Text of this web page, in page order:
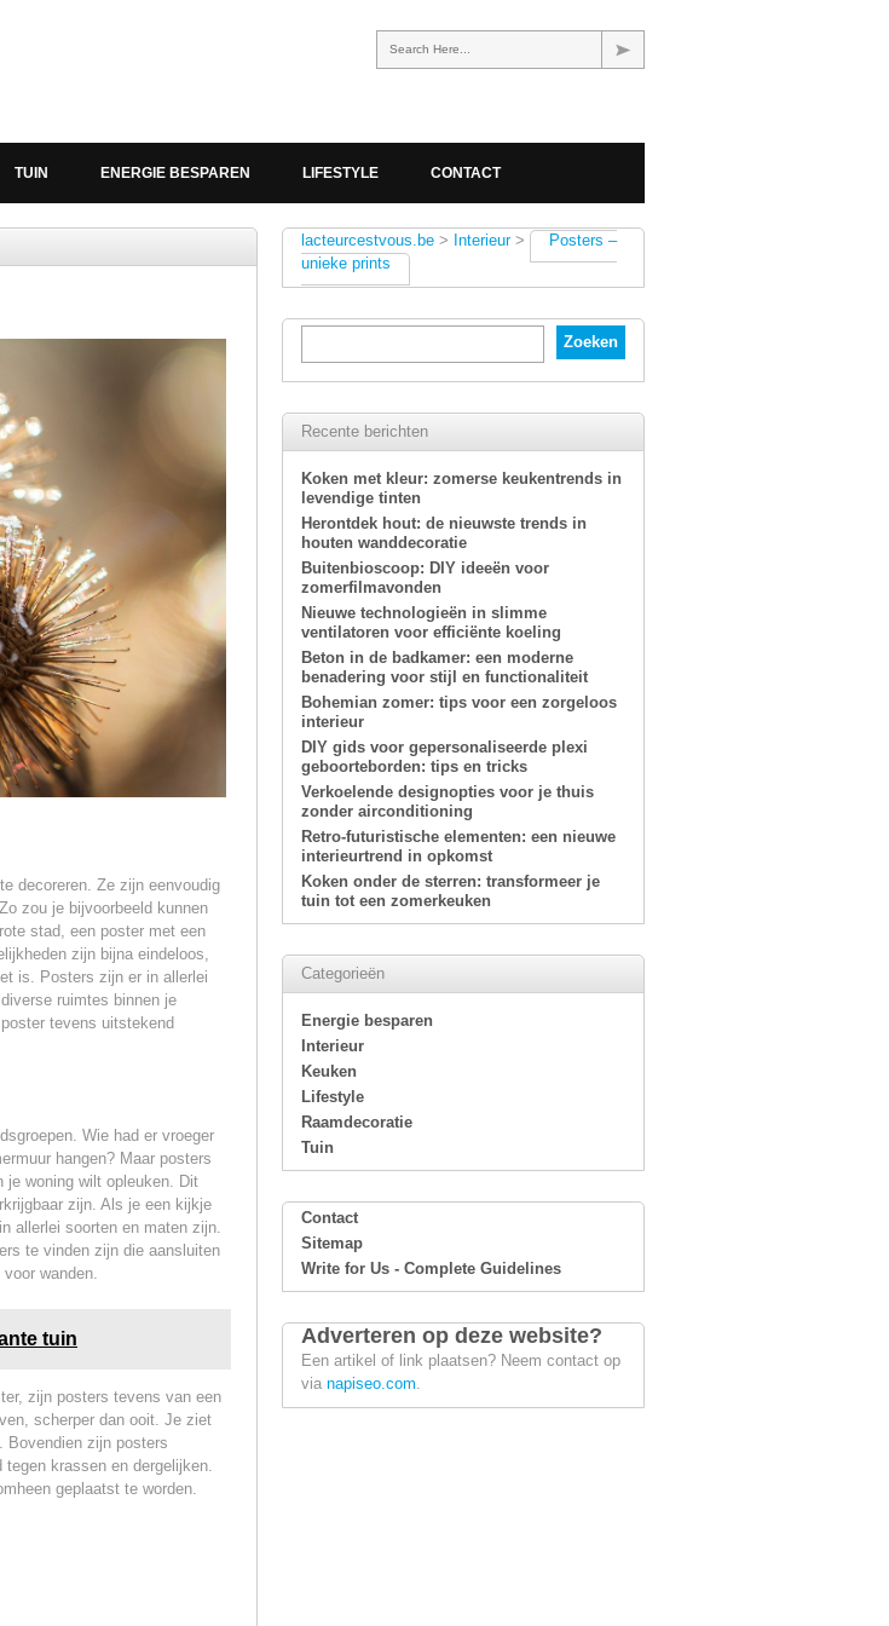
Search Here...
TUIN ENERGIE BESPAREN LIFESTYLE CONTACT
decoreren. Ze zijn eenvoudig
zou je bijvoorbeeld kunnen
stad, een poster met een
zijn bijna eindeloos,
is. Posters zijn er in allerlei
ruimtes binnen je
tevens uitstekend
Wie had er vroeger
hangen? Maar posters
je woning wilt opleuken. Dit
zijn. Als je een kijkje
allerlei soorten en maten zijn.
te vinden zijn die aansluiten
wanden.
tuin
zijn posters tevens van een
scherper dan ooit. Je ziet
Bovendien zijn posters
krassen en dergelijken.
geplaatst te worden.
lacteurcestvous.be > Interieur>
Posters –
unieke prints
Recente berichten
Koken met kleur: zomerse keukentrends in
levendige tinten
Herontdek hout: de nieuwste trends in
houten wanddecoratie
Buitenbioscoop: DIY ideeën voor
zomerfilmavonden
Nieuwe technologieën in slimme
ventilatoren voor efficiënte koeling
Beton in de badkamer: een moderne
benadering voor stijl en functionaliteit
Bohemian zomer: tips voor een zorgeloos
interieur
DIY gids voor gepersonaliseerde plexi
geboorteborden: tips en tricks
Verkoelende designopties voor je thuis
zonder airconditioning
Retro-futuristische elementen: een nieuwe
interieurtrend in opkomst
Koken onder de sterren: transformeer je
tuin tot een zomerkeuken
Categorieën
Energie besparen
Interieur
Keuken
Lifestyle
Raamdecoratie
Tuin
Contact
Sitemap
Write for Us - Complete Guidelines
Adverteren op deze website?
Een artikel of link plaatsen? Neem contact op
via napiseo.com.